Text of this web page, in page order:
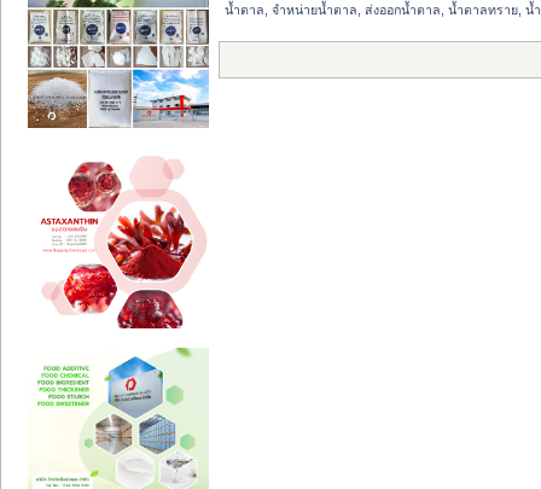
น้ำตาล, จำหน่ายน้ำตาล, ส่งออกน้ำตาล, น้ำตาลทราย, น้